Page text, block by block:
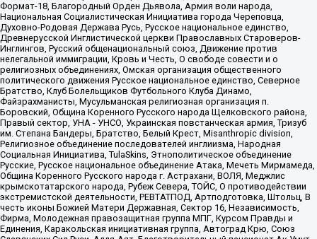
Формат-18, Благородный Орден Дьявола, Армия воли народа,
Национальная Социалистическая Инициатива города Череповца,
Духовно-Родовая Держава Русь, Русское национальное единство,
Древнерусской Инглистической церкви Православных Староверов-
Инглингов, Русский общенациональный союз, Движение против
нелегальной иммиграции, Кровь и Честь, О свободе совести и о
религиозных объединениях, Омская организация общественного
политического движения Русское национальное единство, Северное
Братство, Клуб Болельщиков Футбольного Клуба Динамо,
Файзрахманисты, Мусульманская религиозная организация п.
Боровский, Община Коренного Русского народа Щелковского района,
Правый сектор, УНА - УНСО, Украинская повстанческая армия, Тризуб
им. Степана Бандеры, Братство, Белый Крест, Misanthropic division,
Религиозное объединение последователей инглиизма, Народная
Социальная Инициатива, TulaSkins, Этнополитическое объединение
Русские, Русское национальное объединение Атака, Мечеть Мирмамеда,
Община Коренного Русского народа г. Астрахани, ВОЛЯ, Меджлис
крымскотатарского народа, Рубеж Севера, ТОЙС, О противодействии
экстремистской деятельности, РЕВТАТПОД, Артподготовка, Штольц, В
честь иконы Божией Матери Державная, Сектор 16, Независимость,
Фирма, Молодежная правозащитная группа МПГ, Курсом Правды и
Единения, Каракольская инициативная группа, Автоград Крю, Союз